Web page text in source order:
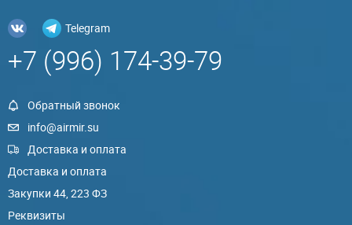
Telegram
+7 (996) 174-39-79
Обратный звонок
info@airmir.su
Доставка и оплата
Доставка и оплата
Закупки 44, 223 ФЗ
Реквизиты